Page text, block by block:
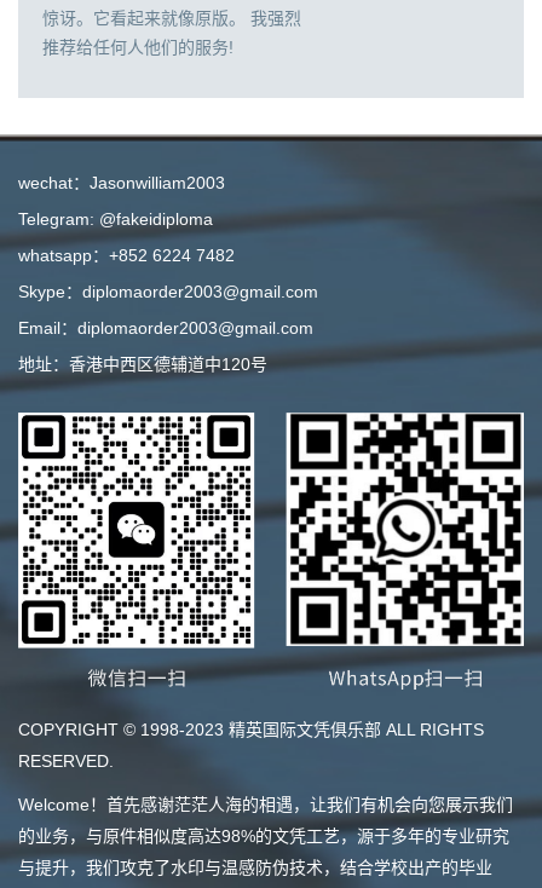
惊讶。它看起来就像原版。 我强烈
推荐给任何人他们的服务!
wechat：Jasonwilliam2003
Telegram: @fakeidiploma
whatsapp：+852 6224 7482
Skype：diplomaorder2003@gmail.com
Email：diplomaorder2003@gmail.com
地址：香港中西区德辅道中120号
COPYRIGHT © 1998-2023 精英国际文凭俱乐部 ALL RIGHTS
RESERVED.
Welcome！首先感谢茫茫人海的相遇，让我们有机会向您展示我们
的业务，与原件相似度高达98%的文凭工艺，源于多年的专业研究
与提升，我们攻克了水印与温感防伪技术，结合学校出产的毕业